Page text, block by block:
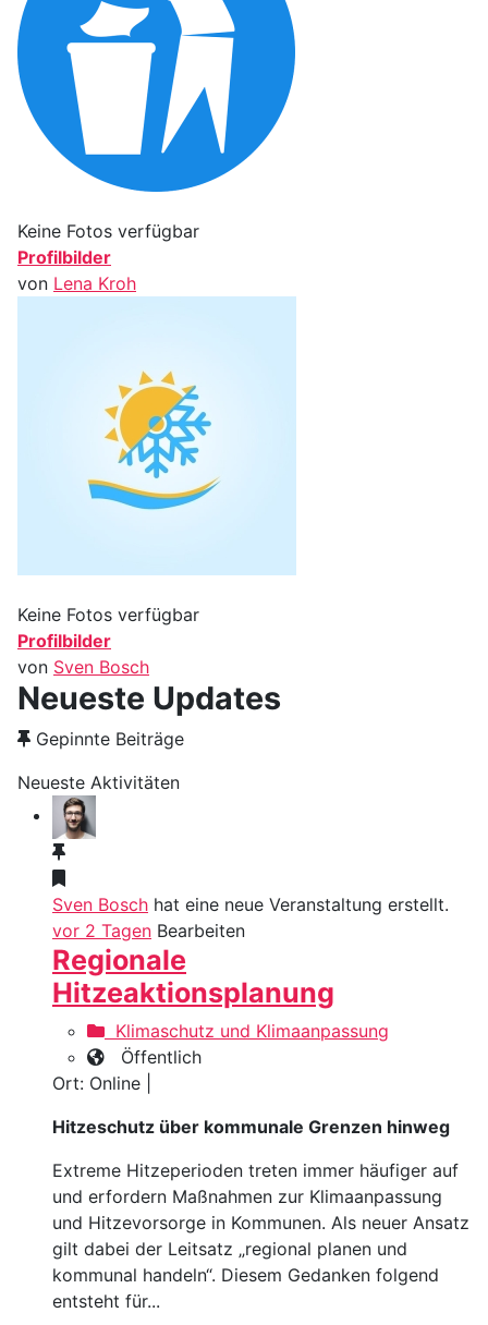
Keine Fotos verfügbar
Profilbilder
von Lena Kroh
Keine Fotos verfügbar
Profilbilder
von Sven Bosch
Neueste Updates
Gepinnte Beiträge
Neueste Aktivitäten
Sven Bosch hat eine neue Veranstaltung erstellt.
vor 2 Tagen Bearbeiten
Regionale
Hitzeaktionsplanung
Klimaschutz und Klimaanpassung
Öffentlich
Ort: Online |
Hitzeschutz über kommunale Grenzen hinweg
Extreme Hitzeperioden treten immer häufiger auf
und erfordern Maßnahmen zur Klimaanpassung
und Hitzevorsorge in Kommunen. Als neuer Ansatz
gilt dabei der Leitsatz „regional planen und
kommunal handeln“. Diesem Gedanken folgend
entsteht für...